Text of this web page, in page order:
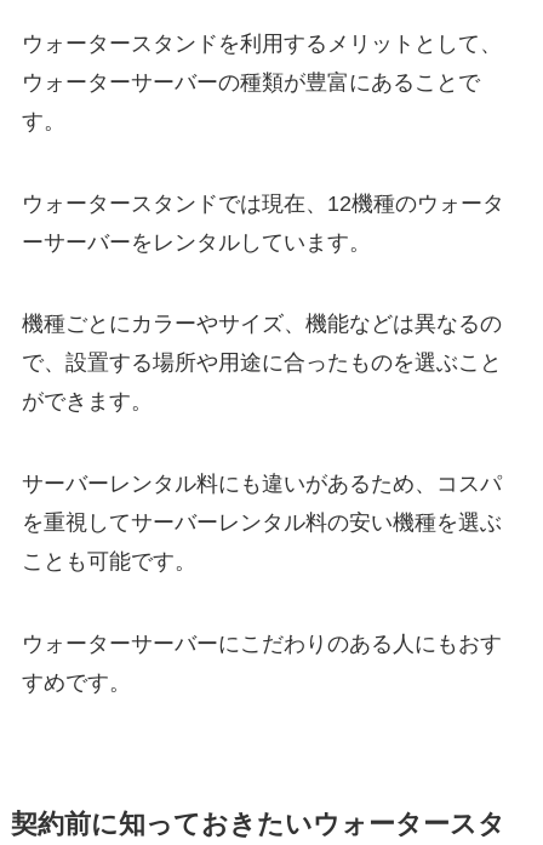
ウォータースタンドを利用するメリットとして、
ウォーターサーバーの種類が豊富にあることで
す。
ウォータースタンドでは現在、12機種のウォータ
ーサーバーをレンタルしています。
機種ごとにカラーやサイズ、機能などは異なるの
で、設置する場所や用途に合ったものを選ぶこと
ができます。
サーバーレンタル料にも違いがあるため、コスパ
を重視してサーバーレンタル料の安い機種を選ぶ
ことも可能です。
ウォーターサーバーにこだわりのある人にもおす
すめです。
契約前に知っておきたいウォータースタ